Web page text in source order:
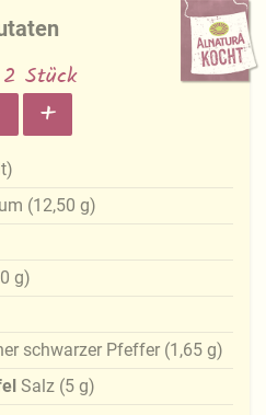
Stück
+
(12,50 g)
g)
schwarzer Pfeffer (1,65 g)
Salz (5 g)